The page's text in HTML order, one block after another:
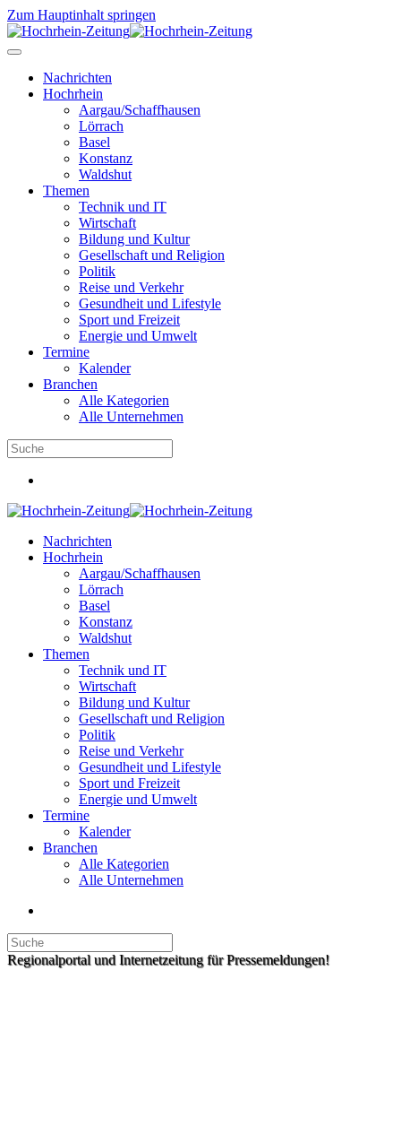
Zum Hauptinhalt springen
Nachrichten
Hochrhein
Aargau/Schaffhausen
Lörrach
Basel
Konstanz
Waldshut
Themen
Technik und IT
Wirtschaft
Bildung und Kultur
Gesellschaft und Religion
Politik
Reise und Verkehr
Gesundheit und Lifestyle
Sport und Freizeit
Energie und Umwelt
Termine
Kalender
Branchen
Alle Kategorien
Alle Unternehmen
Nachrichten
Hochrhein
Aargau/Schaffhausen
Lörrach
Basel
Konstanz
Waldshut
Themen
Technik und IT
Wirtschaft
Bildung und Kultur
Gesellschaft und Religion
Politik
Reise und Verkehr
Gesundheit und Lifestyle
Sport und Freizeit
Energie und Umwelt
Termine
Kalender
Branchen
Alle Kategorien
Alle Unternehmen
Regionalportal und Internetzeitung für Pressemeldungen!